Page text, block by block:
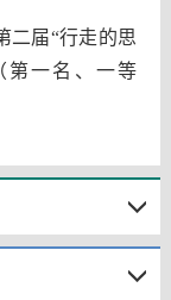
二届“行走的思
第一名、一等